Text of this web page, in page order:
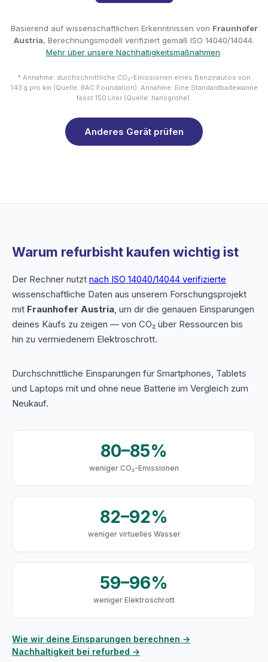
Basierend auf wissenschaftlichen Erkenntnissen von Fraunhofer
Austria, Berechnungsmodell verifiziert gemäß ISO 14040/14044.
Mehr über unsere Nachhaltigkeitsmaßnahmen.
* Annahme: durchschnittliche CO₂-Emissionen eines Benzinautos von
143 g pro km (Quelle: RAC Foundation). Annahme: Eine Standardbadewanne
fasst 150 Liter (Quelle: hansgrohe).
Anderes Gerät prüfen
Warum refurbisht kaufen wichtig ist
Der Rechner nutzt nach ISO 14040/14044 verifizierte
wissenschaftliche Daten aus unserem Forschungsprojekt
mit Fraunhofer Austria, um dir die genauen Einsparungen
deines Kaufs zu zeigen — von CO₂ über Ressourcen bis
hin zu vermiedenem Elektroschrott.
Durchschnittliche Einsparungen für Smartphones, Tablets
und Laptops mit und ohne neue Batterie im Vergleich zum
Neukauf.
80–85%
weniger CO₂-Emissionen
82–92%
weniger virtuelles Wasser
59–96%
weniger Elektroschrott
Wie wir deine Einsparungen berechnen →
Nachhaltigkeit bei refurbed →